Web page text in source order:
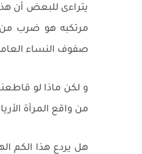
يتراءى للبعض أن
مرتكبه هو ضرب من
صفوف النساء
و لكن ماذا لو
من واقع المرأة
هل يردع هذا الكم